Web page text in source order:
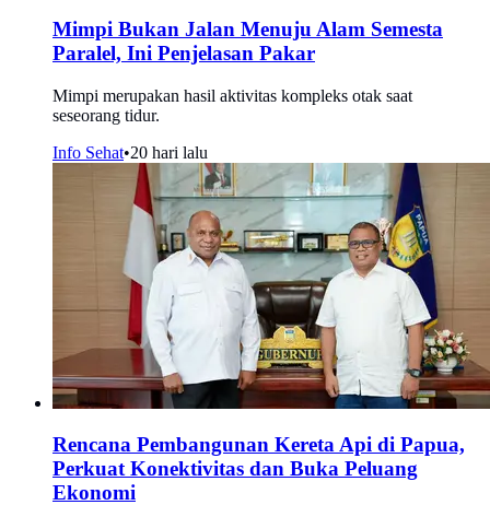
Mimpi Bukan Jalan Menuju Alam Semesta
Paralel, Ini Penjelasan Pakar
Mimpi merupakan hasil aktivitas kompleks otak saat
seseorang tidur.
Info Sehat•20 hari lalu
Rencana Pembangunan Kereta Api di Papua,
Perkuat Konektivitas dan Buka Peluang
Ekonomi